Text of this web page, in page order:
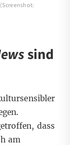
sind
dass
am